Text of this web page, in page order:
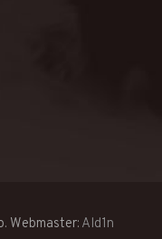
Webmaster: Ald1n